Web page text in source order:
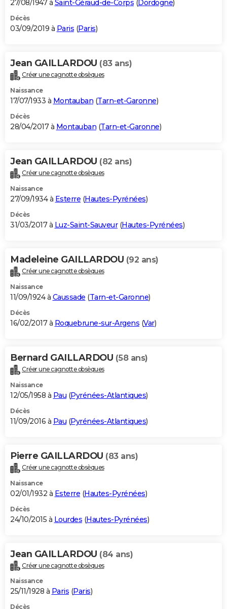
27/08/1947 à Saint-Géraud-de-Corps (Dordogne)
Décès
03/09/2019 à Paris (Paris)
Jean GAILLARDOU (83 ans)
Créer une cagnotte obsèques
Naissance
17/07/1933 à Montauban (Tarn-et-Garonne)
Décès
28/04/2017 à Montauban (Tarn-et-Garonne)
Jean GAILLARDOU (82 ans)
Créer une cagnotte obsèques
Naissance
27/09/1934 à Esterre (Hautes-Pyrénées)
Décès
31/03/2017 à Luz-Saint-Sauveur(Hautes-Pyrénées)
Madeleine GAILLARDOU (92 ans)
Créer une cagnotte obsèques
Naissance
11/09/1924 à Caussade (Tarn-et-Garonne)
Décès
16/02/2017 à Roquebrune-sur-Argens (Var)
Bernard GAILLARDOU (58 ans)
Créer une cagnotte obsèques
Naissance
12/05/1958 à Pau (Pyrénées-Atlantiques)
Décès
11/09/2016 à Pau (Pyrénées-Atlantiques)
Pierre GAILLARDOU (83 ans)
Créer une cagnotte obsèques
Naissance
02/01/1932 à Esterre (Hautes-Pyrénées)
Décès
24/10/2015 à Lourdes (Hautes-Pyrénées)
Jean GAILLARDOU (84 ans)
Créer une cagnotte obsèques
Naissance
25/11/1928 à Paris (Paris)
Décès